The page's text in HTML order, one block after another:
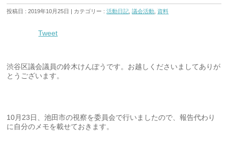
投稿日 : 2019年10月25日 | カテゴリー :活動日記 ,議会活動 資料
Tweet
渋谷区議会議員の鈴木けんぽうです。お越しくださいましてありが
とうございます。
10月23日、池田市の視察を委員会で行いましたので、報告代わり
に自分のメモを載せておきます。